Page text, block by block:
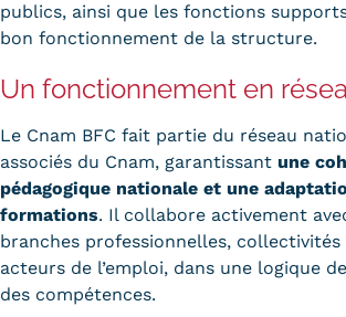
publics, ainsi que les fonctions
bon fonctionnement de la structure.
Un fonctionnement en
Le Cnam BFC fait partie du réseau
associés du Cnam, garantissant une
pédagogique nationale et une
formations. Il collabore activement
branches professionnelles,
acteurs de l’emploi, dans une logique
des compétences.